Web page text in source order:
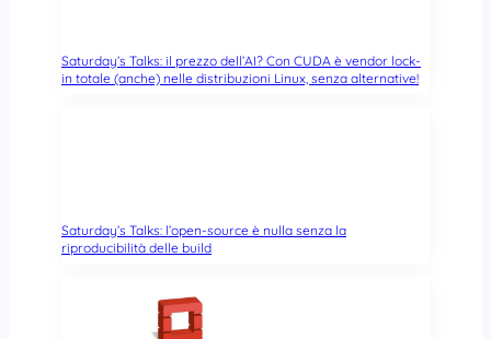
Saturday’s Talks: il prezzo dell’AI? Con CUDA è vendor lock-
in totale (anche) nelle distribuzioni Linux, senza alternative!
Saturday’s Talks: l’open-source è nulla senza la
riproducibilità delle build